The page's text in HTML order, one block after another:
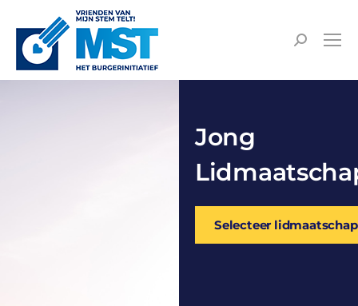
Jong
Selecteer lidmaatschap